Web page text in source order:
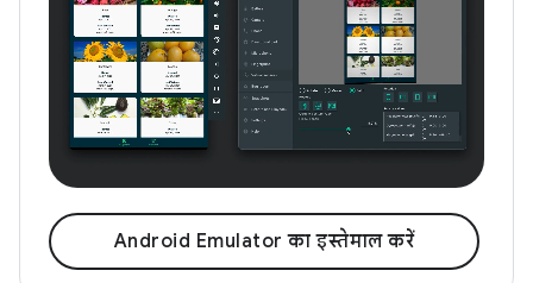
Android Emulator का इस्तेमाल करें